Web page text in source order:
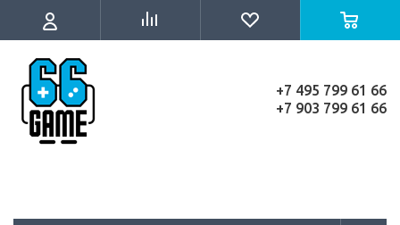
+7 495 799 61 66
+7 903 799 61 66